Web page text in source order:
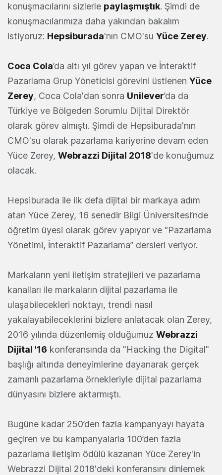
konuşmacılarını sizlerle paylaşmıştık. Şimdi de
konuşmacılarımıza daha yakından bakalım
istiyoruz: Hepsiburada'nın CMO'su Yüce Zerey.
Coca Cola’da altı yıl görev yapan ve İnteraktif
Pazarlama Grup Yöneticisi görevini üstlenen Yüce
Zerey, Coca Cola'dan sonra Unilever’da da
Türkiye ve Bölgeden Sorumlu Dijital Direktör
olarak görev almıştı. Şimdi de Hepsiburada'nın
CMO'su olarak pazarlama kariyerine devam eden
Yüce Zerey, Webrazzi Dijital 2018'de konuğumuz
olacak.
Hepsiburada ile ilk defa dijital bir markaya adım
atan Yüce Zerey, 16 senedir Bilgi Üniversitesi’nde
öğretim üyesi olarak görev yapıyor ve “Pazarlama
Yönetimi, İnteraktif Pazarlama” dersleri veriyor.
Markaların yeni iletişim stratejileri ve pazarlama
kanalları ile markaların dijital pazarlama ile
ulaşabilecekleri noktayı, trendi nasıl
yakalayabileceklerini bizlere anlatacak olan Zerey,
2016 yılında düzenlemiş olduğumuz Webrazzi
Dijital '16 konferansında da "Hacking the Digital"
başlığı altında deneyimlerine dayanarak gerçek
zamanlı pazarlama örnekleriyle dijital pazarlama
dünyasını bizlere aktarmıştı.
Bugüne kadar 250’den fazla kampanyayı hayata
geçiren ve bu kampanyalarla 100’den fazla
pazarlama iletişim ödülü kazanan Yüce Zerey'in
Webrazzi Dijital 2018'deki konferansını dinlemek